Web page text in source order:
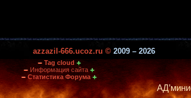
azzazil-666.ucoz.ru ©2009 – 2026
Tag cloud
Информация сайта
Статистика Форума
АД’министрация